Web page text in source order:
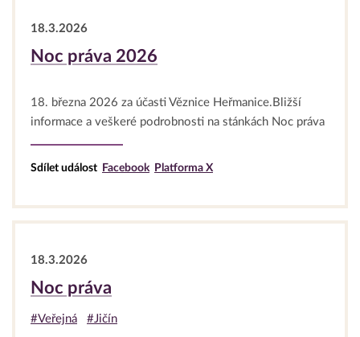
18.3.2026
Noc práva 2026
18. března 2026 za účasti Věznice Heřmanice.Bližší
informace a veškeré podrobnosti na stánkách Noc práva
Sdílet událost Facebook Platforma X
18.3.2026
Noc práva
#Veřejná #Jičín